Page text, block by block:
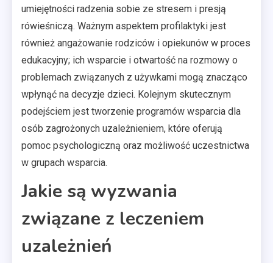
umiejętności radzenia sobie ze stresem i presją
rówieśniczą. Ważnym aspektem profilaktyki jest
również angażowanie rodziców i opiekunów w proces
edukacyjny; ich wsparcie i otwartość na rozmowy o
problemach związanych z używkami mogą znacząco
wpłynąć na decyzje dzieci. Kolejnym skutecznym
podejściem jest tworzenie programów wsparcia dla
osób zagrożonych uzależnieniem, które oferują
pomoc psychologiczną oraz możliwość uczestnictwa
w grupach wsparcia.
Jakie są wyzwania
związane z leczeniem
uzależnień